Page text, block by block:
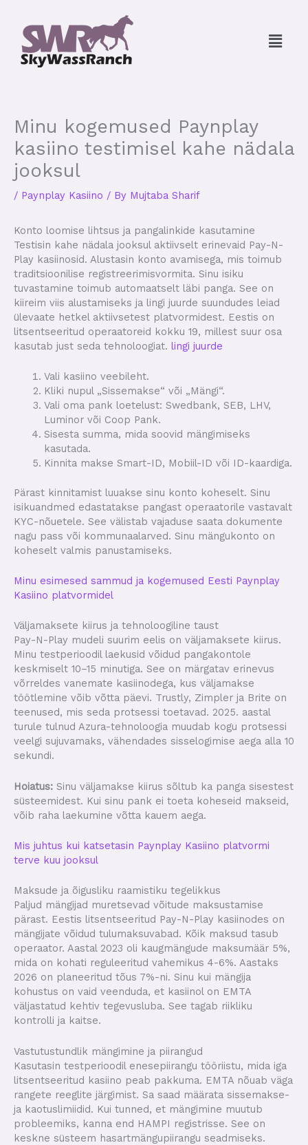
content
Menu
Minu kogemused Paynplay
kasiino testimisel kahe nädala
jooksul
/ Paynplay Kasiino / By Mujtaba Sharif
Konto loomise lihtsus ja pangalinkide kasutamine
Testisin kahe nädala jooksul aktiivselt erinevaid Pay-N-
Play kasiinosid. Alustasin konto avamisega, mis toimub
traditsioonilise registreerimisvormita. Sinu isiku
tuvastamine toimub automaatselt läbi panga. See on
kiireim viis alustamiseks ja lingi juurde suundudes leiad
ülevaate hetkel aktiivsetest platvormidest. Eestis on
litsentseeritud operaatoreid kokku 19, millest suur osa
kasutab just seda tehnoloogiat. lingi juurde
Vali kasiino veebileht.
Kliki nupul „Sissemakse“ või „Mängi“.
Vali oma pank loetelust: Swedbank, SEB, LHV,
Luminor või Coop Pank.
Sisesta summa, mida soovid mängimiseks
kasutada.
Kinnita makse Smart-ID, Mobiil-ID või ID-kaardiga.
Pärast kinnitamist luuakse sinu konto koheselt. Sinu
isikuandmed edastatakse pangast operaatorile vastavalt
KYC-nõuetele. See välistab vajaduse saata dokumente
nagu pass või kommunaalarved. Sinu mängukonto on
koheselt valmis panustamiseks.
Minu esimesed sammud ja kogemused Eesti Paynplay
Kasiino platvormidel
Väljamaksete kiirus ja tehnoloogiline taust
Pay-N-Play mudeli suurim eelis on väljamaksete kiirus.
Minu testperioodil laekusid võidud pangakontole
keskmiselt 10–15 minutiga. See on märgatav erinevus
võrreldes vanemate kasiinodega, kus väljamakse
töötlemine võib võtta päevi. Trustly, Zimpler ja Brite on
teenused, mis seda protsessi toetavad. 2025. aastal
turule tulnud Azura-tehnoloogia muudab kogu protsessi
veelgi sujuvamaks, vähendades sisselogimise aega alla 10
sekundi.
Hoiatus: Sinu väljamakse kiirus sõltub ka panga sisestest
süsteemidest. Kui sinu pank ei toeta koheseid makseid,
võib raha laekumine võtta kauem aega.
Mis juhtus kui katsetasin Paynplay Kasiino platvormi
terve kuu jooksul
Maksude ja õigusliku raamistiku tegelikkus
Paljud mängijad muretsevad võitude maksustamise
pärast. Eestis litsentseeritud Pay-N-Play kasiinodes on
mängijate võidud tulumaksuvabad. Kõik maksud tasub
operaator. Aastal 2023 oli kaugmängude maksumäär 5%,
mida on kohati reguleeritud vahemikus 4-6%. Aastaks
2026 on planeeritud tõus 7%-ni. Sinu kui mängija
kohustus on vaid veenduda, et kasiinol on EMTA
väljastatud kehtiv tegevusluba. See tagab riikliku
kontrolli ja kaitse.
Vastutustundlik mängimine ja piirangud
Kasutasin testperioodil enesepiirangu tööriistu, mida iga
litsentseeritud kasiino peab pakkuma. EMTA nõuab väga
rangete reeglite järgimist. Sa saad määrata sissemakse-
ja kaotuslimiidid. Kui tunned, et mängimine muutub
probleemiks, kanna end HAMPI registrisse. See on
keskne süsteem hasartmängupiirangu seadmiseks.